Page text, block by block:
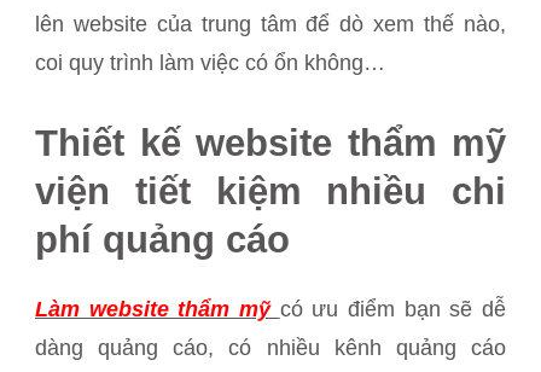
lên website của trung tâm để dò xem thế nào,
coi quy trình làm việc có ổn không…
Thiết kế website thẩm mỹ
viện tiết kiệm nhiều chi
phí quảng cáo
Làm website thẩm mỹ có ưu điểm bạn sẽ dễ
dàng quảng cáo, có nhiều kênh quảng cáo